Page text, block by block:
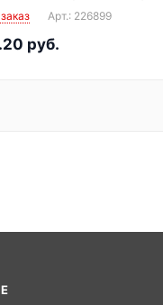
Арт.: 226899
руб.